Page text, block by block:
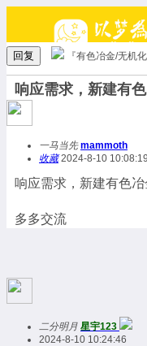
回复 『有色冶金/无机化
响应需求，新建有
一马当先 mammoth
收藏2024-8-10 10:08:19
响应需求，新建有色
多多交流
二分明月 星宇123
2024-8-10 10:24:46